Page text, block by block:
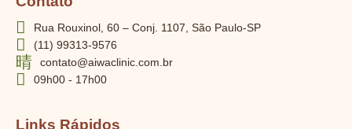
Rua Rouxinol, 60 – Conj. 1107, São Paulo-SP
(11) 99313-9576
contato@aiwaclinic.com.br
09h00 - 17h00
Links Rápidos